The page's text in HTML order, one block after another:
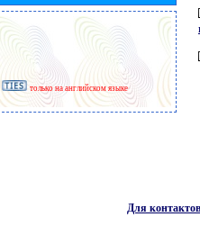
только на английском языке
Для контактов